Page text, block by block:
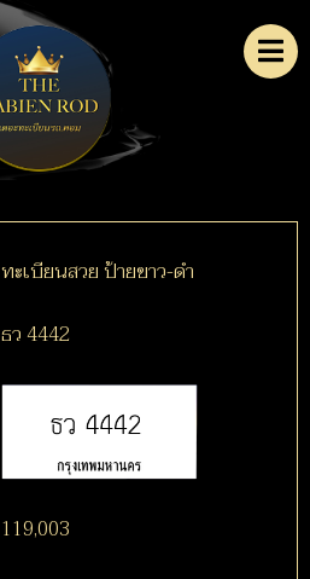
ทะเบียนสวย ป้ายขาว-ดำ
ธว 4442
119,003